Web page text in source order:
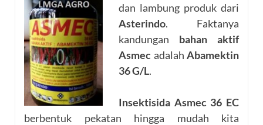
dan lambung produk dari
Asterindo. Faktanya
kandungan bahan aktif
Asmec adalah Abamektin
36 G/L.
Insektisida Asmec 36 EC
berbentuk pekatan hingga mudah kita